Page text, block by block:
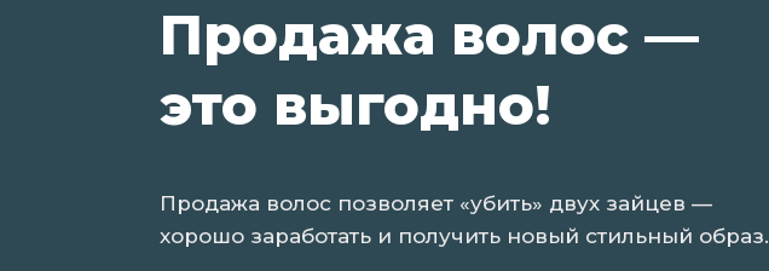
Продажа волос —
это выгодно!
Продажа волос позволяет «убить» двух зайцев —
хорошо заработать и получить новый стильный образ.